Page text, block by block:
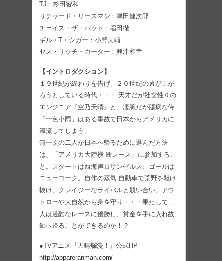
TJ：杉田智和
リチャード・リースマン：津田健次郎
チェイス・ザ・バッド：稲田徹
ギル・T・シガー：小野大輔
セス・リッチ・カーター：興津和幸
【イントロダクション】
１９世紀が終わりを告げ、２０世紀の幕が上が
ろうとしている時代・・・ 天才だが社交性０の
エンジニア『空乃天晴』と、凄腕だが臆病な侍
『一色小雨』はある事故で日本からアメリカに
漂流してしまう。
無一文の二人が日本へ帰るために選んだ方法
は、「アメリカ大陸横 断レース」に参加するこ
と。スタートは西海岸ロサンゼルス、ゴールは
ニューヨーク。自作の蒸気 自動車で荒野を駆け
抜け、クレイジーなライバルと競い合い、アウ
トローや大自然から身を守り・・・果たして二
人は過酷なレースに優勝し、賞金を手に入れ故
郷へ帰ることができるのか！？
●TVアニメ『天晴爛漫！』公式HP
http://appareranman.com/